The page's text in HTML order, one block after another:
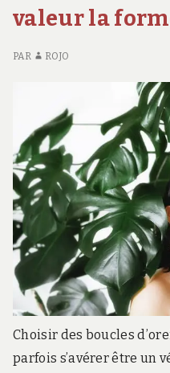
r
valeur la
PAR ROJO
Choisir des boucles
parfois s’avérer être un